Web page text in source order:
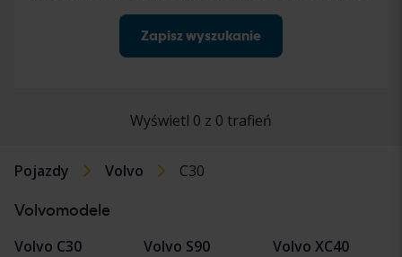
Zapisz wyszukanie
Wyświetl 0 z 0 trafień
Pojazdy Volvo C30
Volvomodele
Volvo C30
Volvo S90
Volvo XC40